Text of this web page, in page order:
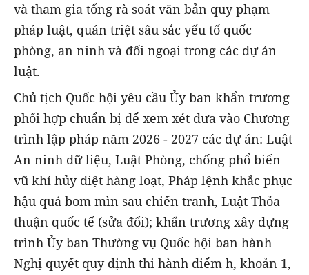
và tham gia tổng rà soát văn bản quy phạm
pháp luật, quán triệt sâu sắc yếu tố quốc
phòng, an ninh và đối ngoại trong các dự án
luật.
Chủ tịch Quốc hội yêu cầu Ủy ban khẩn trương
phối hợp chuẩn bị để xem xét đưa vào Chương
trình lập pháp năm 2026 - 2027 các dự án: Luật
An ninh dữ liệu, Luật Phòng, chống phổ biến
vũ khí hủy diệt hàng loạt, Pháp lệnh khắc phục
hậu quả bom mìn sau chiến tranh, Luật Thỏa
thuận quốc tế (sửa đổi); khẩn trương xây dựng
trình Ủy ban Thường vụ Quốc hội ban hành
Nghị quyết quy định thi hành điểm h, khoản 1,